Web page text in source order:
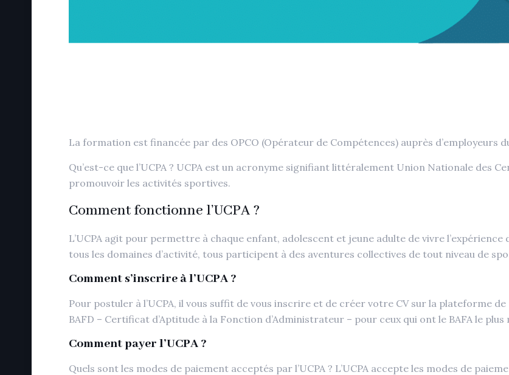
La formation est financée par des OPCO (Opérateur de Compétences) auprès d’employeurs
Qu’est-ce que l’UCPA ? UCPA est un acronyme signifiant littéralement Union Nationale des
promouvoir les activités sportives.
Comment fonctionne l’UCPA ?
L’UCPA agit pour permettre à chaque enfant, adolescent et jeune adulte de vivre
tous les domaines d’activité, tous participent à des aventures collectives de tout niveau de
Comment s’inscrire à l’UCPA ?
Pour postuler à l’UCPA, il vous suffit de vous inscrire et de créer votre CV sur la plateforme
BAFD – Certificat d’Aptitude à la Fonction d’Administrateur – pour ceux qui ont le BAFA le plus
Comment payer l’UCPA ?
Quels sont les modes de paiement acceptés par l’UCPA ? L’UCPA accepte les modes de